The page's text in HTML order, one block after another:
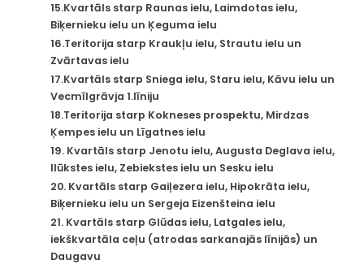
15.Kvartāls starp Raunas ielu, Laimdotas ielu,
Biķernieku ielu un Ķeguma ielu
16.Teritorija starp Kraukļu ielu, Strautu ielu un
Zvārtavas ielu
17.Kvartāls starp Sniega ielu, Staru ielu, Kāvu ielu un
Vecmīlgrāvja 1.līniju
18.Teritorija starp Kokneses prospektu, Mirdzas
Ķempes ielu un Līgatnes ielu
19. Kvartāls starp Jenotu ielu, Augusta Deglava ielu,
Ilūkstes ielu, Zebiekstes ielu un Sesku ielu
20. Kvartāls starp Gaiļezera ielu, Hipokrāta ielu,
Biķernieku ielu un Sergeja Eizenšteina ielu
21. Kvartāls starp Glūdas ielu, Latgales ielu,
iekškvartāla ceļu (atrodas sarkanajās līnijās) un
Daugavu